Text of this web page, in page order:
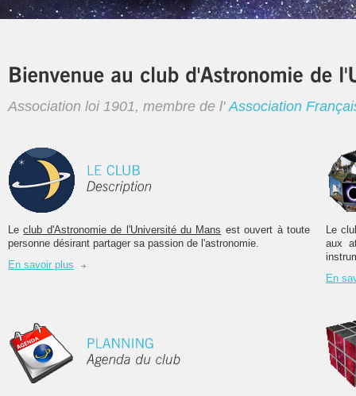
Association loi 1901, membre de l'Association
Leclub d'Astronomie de l'Université du Mans est ouvert à toute
personne désirant partager sa passion de l'astronomie.
En savoir plus
Le
aux
En